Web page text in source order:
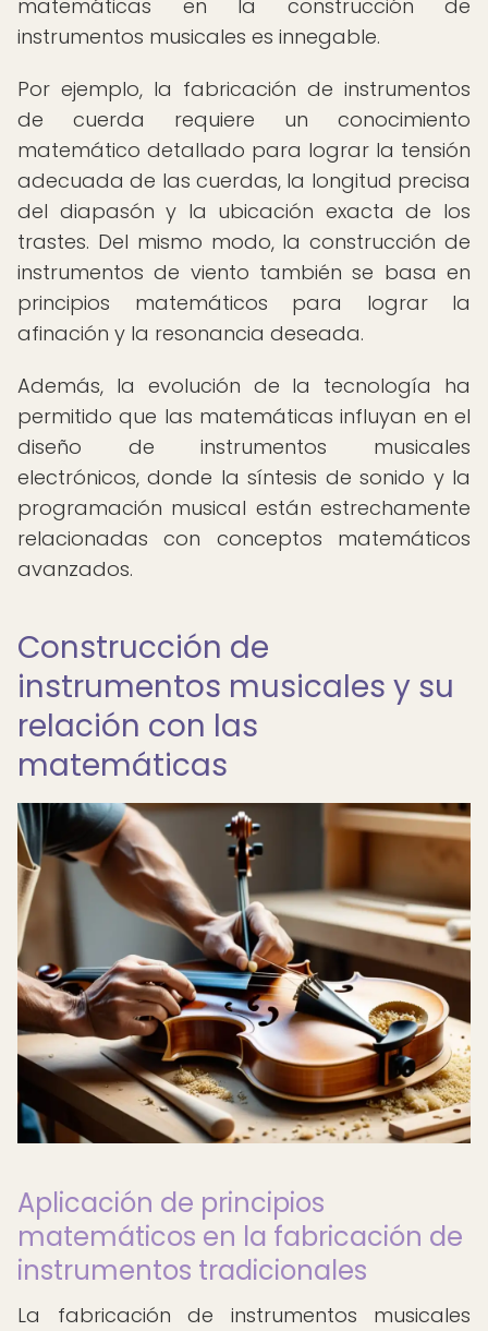
matemáticas en la construcción de
instrumentos musicales es innegable.
Por ejemplo, la fabricación de instrumentos
de cuerda requiere un conocimiento
matemático detallado para lograr la tensión
adecuada de las cuerdas, la longitud precisa
del diapasón y la ubicación exacta de los
trastes. Del mismo modo, la construcción de
instrumentos de viento también se basa en
principios matemáticos para lograr la
afinación y la resonancia deseada.
Además, la evolución de la tecnología ha
permitido que las matemáticas influyan en el
diseño de instrumentos musicales
electrónicos, donde la síntesis de sonido y la
programación musical están estrechamente
relacionadas con conceptos matemáticos
avanzados.
Construcción de
instrumentos musicales y su
relación con las
matemáticas
Aplicación de principios
matemáticos en la fabricación de
instrumentos tradicionales
La fabricación de instrumentos musicales